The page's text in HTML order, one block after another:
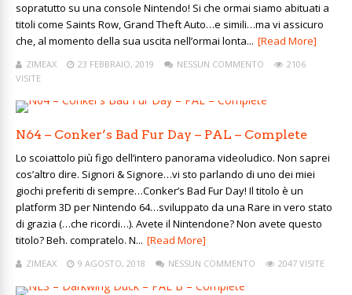
sopratutto su una console Nintendo! Si che ormai siamo abituati a
titoli come Saints Row, Grand Theft Auto…e simili…ma vi assicuro
che, al momento della sua uscita nell’ormai lonta... [Read More]
ZIMEAX 23 FEBBRAIO, 2019 NESSUN COMMENTO
2106
VISITE
N64 – Conker’s Bad Fur Day – PAL – Complete
Lo scoiattolo più figo dell’intero panorama videoludico. Non saprei
cos’altro dire. Signori & Signore…vi sto parlando di uno dei miei
giochi preferiti di sempre…Conker’s Bad Fur Day! Il titolo è un
platform 3D per Nintendo 64…sviluppato da una Rare in vero stato
di grazia (…che ricordi…). Avete il Nintendone? Non avete questo
titolo? Beh. compratelo. N... [Read More]
ZIMEAX 9 AGOSTO, 2018 NESSUN COMMENTO 2047 VISITE